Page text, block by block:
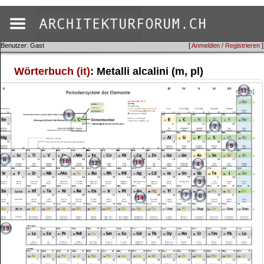
[Anmelden / Registrieren ]
Benutzer: Gast
Wörterbuch (it): Metalli alcalini (m, pl)
2
3
4
5
6
7
8
9
10
11
12
13
14
16